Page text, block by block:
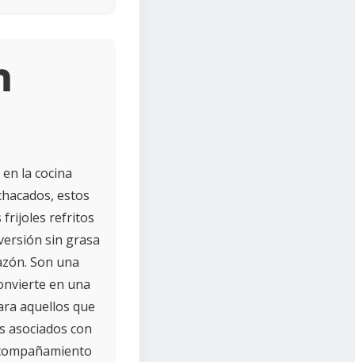
la cocina
estos
frijoles refritos
sin grasa
Son una
en una
aquellos que
asociados con